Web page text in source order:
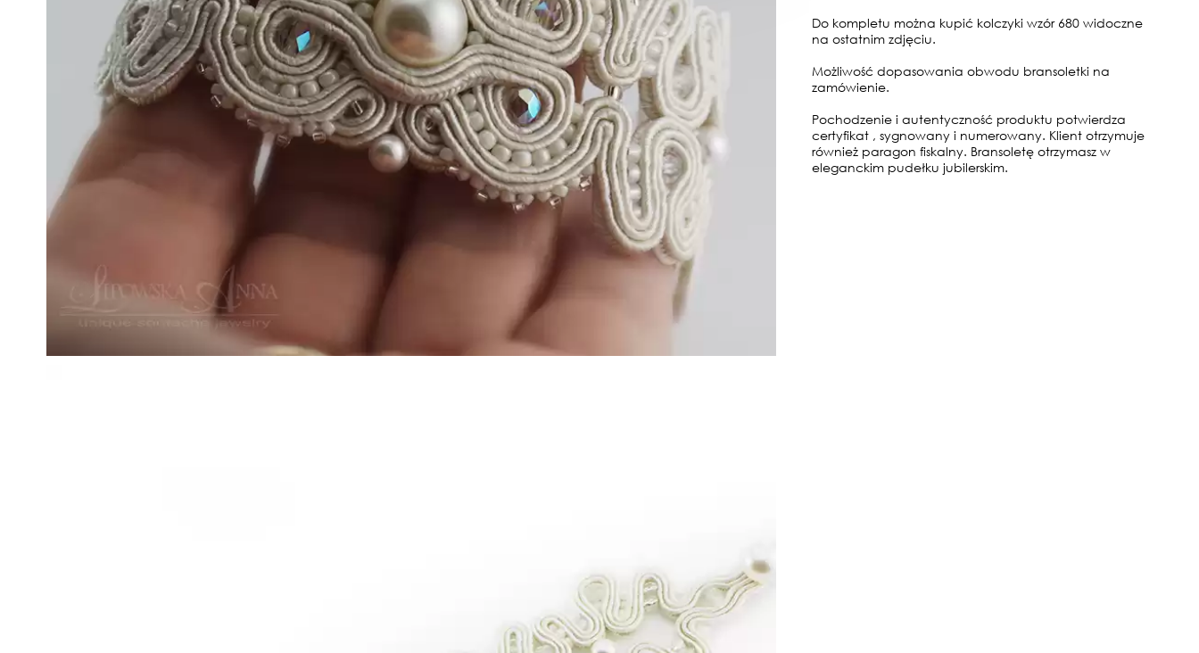
Do kompletu można kupić kolczyki wzór 680 widoczne
na ostatnim zdjęciu.
Możliwość dopasowania obwodu bransoletki na
zamówienie.
Pochodzenie i autentyczność produktu potwierdza
certyfikat , sygnowany i numerowany. Klient otrzymuje
również paragon fiskalny. Bransoletę otrzymasz w
eleganckim pudełku jubilerskim.